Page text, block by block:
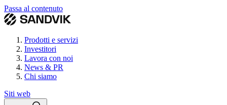
Passa al contenuto
Prodotti e servizi
Investitori
Lavora con noi
News & PR
Chi siamo
Siti web